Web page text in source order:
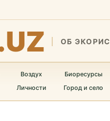
ОБ
Воздух Биоресурсы
Личности Город и село